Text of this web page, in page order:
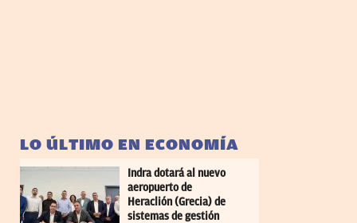
LO ÚLTIMO EN ECONOMÍA
Indra dotará al nuevo
aeropuerto de
Heraclión (Grecia) de
sistemas de gestión